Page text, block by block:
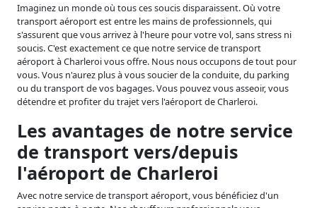
Imaginez un monde où tous ces soucis disparaissent. Où votre
transport aéroport est entre les mains de professionnels, qui
s'assurent que vous arrivez à l'heure pour votre vol, sans stress ni
soucis. C'est exactement ce que notre service de transport
aéroport à Charleroi vous offre. Nous nous occupons de tout pour
vous. Vous n'aurez plus à vous soucier de la conduite, du parking
ou du transport de vos bagages. Vous pouvez vous asseoir, vous
détendre et profiter du trajet vers l'aéroport de Charleroi.
Les avantages de notre service
de transport vers/depuis
l'aéroport de Charleroi
Avec notre service de transport aéroport, vous bénéficiez d'un